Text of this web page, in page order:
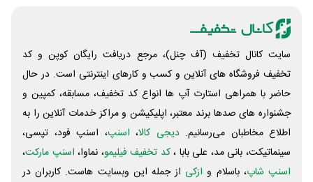
سایت کانال تخفیف (آف چنل)، مرجع دریافت رایگان کوپن و کد
تخفیف فروشگاه های آنلاین و کسب و‌ کارهای اینترنتی است. در حال
حاضر با همراهی استارت آپ ها انواع کد تخفیف، مسابقه، کمپین و
جشنواره های صدها برند معتبر، اپلیکیشن و مراکز خدمات آنلاین را به
اطلاع مخاطبان می‌رسانیم. دیجی کالا، اسنپ، اسنپ فود، تپسی،
سینماتیکت، بانی مد، علی‌ بابا ،کد تخفیف فیلیمو، نماوا، اسنپ مارکت،
اسنپ شاپ، باسلام و ازکی از جمله این وبسایت ‌هاست. کاربران در